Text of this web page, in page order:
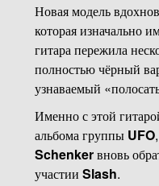
Новая модель
которая изначально
гитара пережила
полностью чёрный
узнаваемый
Именно с этой
альбома группы UFO
Schenkerвновь
участии Slash.